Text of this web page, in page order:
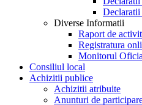
Declaratii
Diverse Informatii
Raport de
Registratura
Monitorul
Consiliul local
Achizitii publice
Achizitii atribuite
Anunturi de